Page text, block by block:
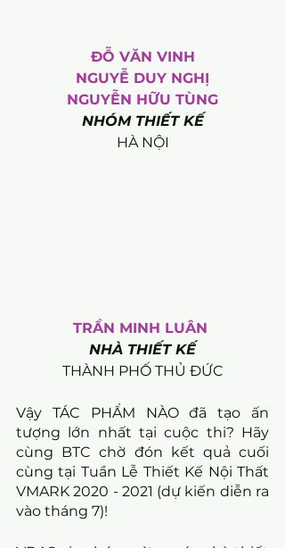
ĐỖ VĂN VINH
NGUYỄ DUY NGHỊ
NGUYỄN HỮU TÙNG
NHÓM THIẾT KẾ
HÀ NỘI
TRẦN MINH LUÂN
NHÀ THIẾT KẾ
THÀNH PHỐ THỦ ĐỨC
Vậy TÁC PHẨM NÀO đã tạo ấn
tượng lớn nhất tại cuộc thi? Hãy
cùng BTC chờ đón kết quả cuối
cùng tại Tuần Lễ Thiết Kế Nội Thất
VMARK 2020 - 2021 (dự kiến diễn ra
vào tháng 7)!